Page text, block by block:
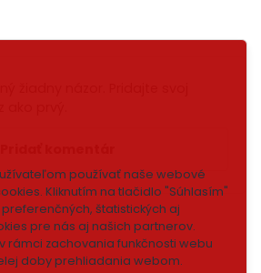
používať naše webové
Kliknutím na tlačidlo "Súhlasím"
štatistických aj
pre nás aj našich partnerov.
rámci zachovania funkčnosti webu
doby prehliadania webom.
žiadny názor. Pridajte svoj
prvý.